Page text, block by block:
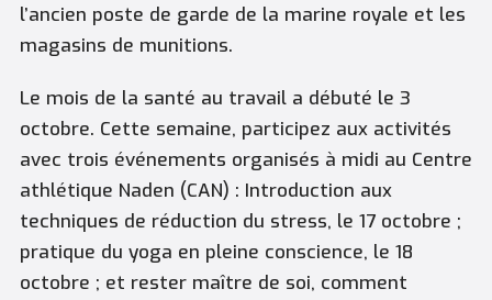
l’ancien poste de garde de la marine royale et les
magasins de munitions.
Le mois de la santé au travail a débuté le 3
octobre. Cette semaine, participez aux activités
avec trois événements organisés à midi au Centre
athlétique Naden (CAN) : Introduction aux
techniques de réduction du stress, le 17 octobre ;
pratique du yoga en pleine conscience, le 18
octobre ; et rester maître de soi, comment